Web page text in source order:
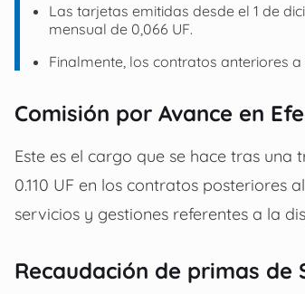
Las tarjetas emitidas desde el 1 de
mensual de 0,066 UF.
Finalmente, los contratos anteriores
Comisión por Avance en
Este es el cargo que se hace tras
0.110 UF en los contratos posteriores
servicios y gestiones referentes a la
Recaudación de primas de